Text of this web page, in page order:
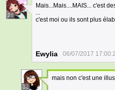
28
Mais...Mais....MAIS... c'est
...
c'est moi ou ils sont plus
Ewylia 06/07/2017
32
mais non c'est une